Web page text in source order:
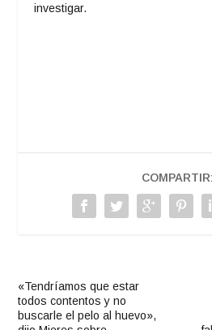
investigar.
COMPARTIR:
«Tendríamos que estar
todos contentos y no
buscarle el pelo al huevo»,